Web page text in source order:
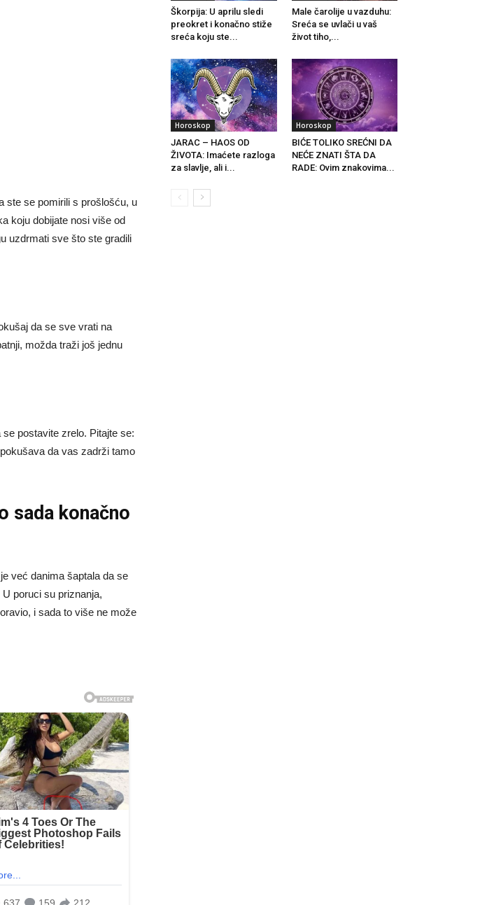
ste se pomirili s prošlošću, u
koju dobijate nosi više od
uzdrmati sve što ste gradili
da se sve vrati na
možda traži još jednu
postavite zrelo. Pitajte se:
da vas zadrži tamo
sada konačno
već danima šaptala da se
poruci su priznanja,
i sada to više ne može
Škorpija: U aprilu sledi
preokret i konačno stiže
sreća koju ste...
Male čarolije u vazduhu:
Sreća se uvlači u vaš
život tiho,...
Horoskop
JARAC – HAOS OD
ŽIVOTA: Imaćete razloga
za slavlje, ali i...
Horoskop
BIĆE TOLIKO SREĆNI DA
NEĆE ZNATI ŠTA DA
RADE: Ovim znakovima...